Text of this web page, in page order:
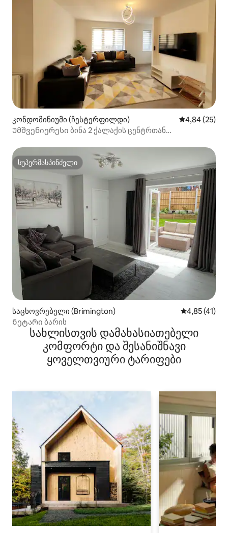
კონდომინიუმი (ჩესტერფილდი) საშუალო
4,84 (25)
Უმშვენიერესი ბინა 2 ქალაქის ცენტრთან
სუპერმასპინძელი
სუპერმასპინძელი
საცხოვრებელი (Brimington) საშუალო
4,85 (41)
Ნეტარი ბარის
სახლისთვის დამახასიათებელი
კომფორტი და შესანიშნავი
ყოველთვიური ტარიფები